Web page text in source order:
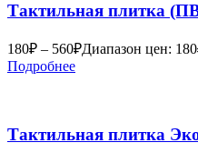
Тактильная плитка
180₽ – 560₽Диапазон цен:
Подробнее
Тактильная плитка